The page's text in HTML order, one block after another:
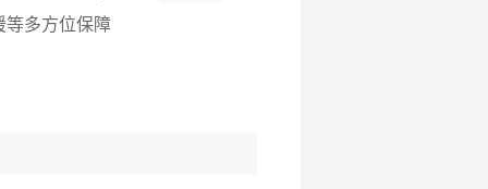
版A款）（互联网专属）条
）；安盛天
用保险（2022版）（互联
）；
等多方位保障